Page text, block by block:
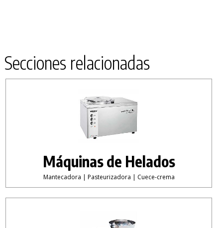
Secciones relacionadas
Máquinas de Helados
Mantecadora | Pasteurizadora | Cuece-crema